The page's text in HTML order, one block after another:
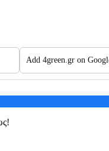
Add 4green.gr on